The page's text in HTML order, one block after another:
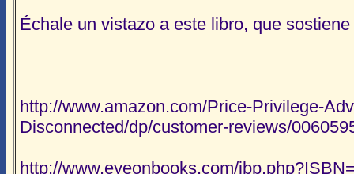
Échale un vistazo a este libro, que
http://www.amazon.com/Price-Privilege-
Disconnected/dp/customer-reviews/
http://www.eyeonbooks.com/